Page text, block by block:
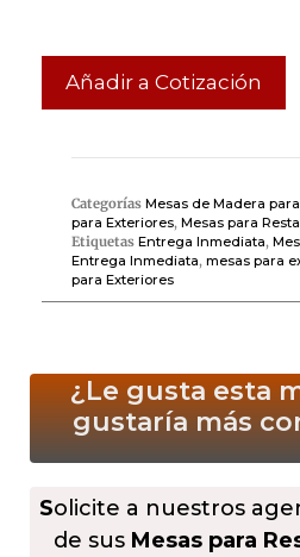
Añadir a Cotización
Categorías Mesas de Madera
para Exteriores, Mesas para
Etiquetas Entrega Inmediata,
Entrega Inmediata, mesas para
para Exteriores
¿Le gusta esta
gustaría más
Solicite a nuestros
de sus Mesas para